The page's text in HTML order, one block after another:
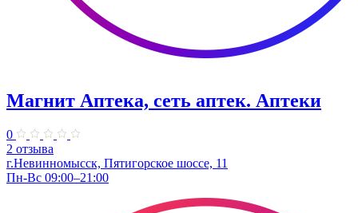
Магнит Аптека, сеть аптек. Аптеки
0
2 отзыва
г.Невинномысск, Пятигорское шоссе, 11
Пн-Вс 09:00–21:00